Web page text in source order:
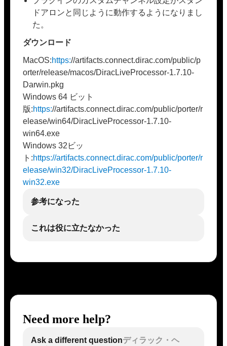
ドアロンと同じように動作するようになりまし
た。
ダウンロード
MacOS:https://artifacts.connect.dirac.com/public/p
orter/release/macos/DiracLiveProcessor-1.7.10-
Darwin.pkg
Windows 64 ビット
版:https://artifacts.connect.dirac.com/public/porter/r
elease/win64/DiracLiveProcessor-1.7.10-
win64.exe
Windows 32ビッ
ト:https://artifacts.connect.dirac.com/public/porter/r
elease/win32/DiracLiveProcessor-1.7.10-
win32.exe
参考になった
これは役に立たなかった
Need more help?
Ask a different questionディラック・ヘ